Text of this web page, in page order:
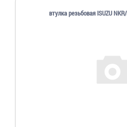
втулка резьбовая ISUZU